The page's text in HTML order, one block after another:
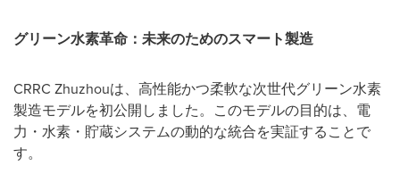
グリーン水素革命：未来のためのスマート製造
CRRC Zhuzhouは、高性能かつ柔軟な次世代グリーン水素
製造モデルを初公開しました。このモデルの目的は、電
力・水素・貯蔵システムの動的な統合を実証することで
す。